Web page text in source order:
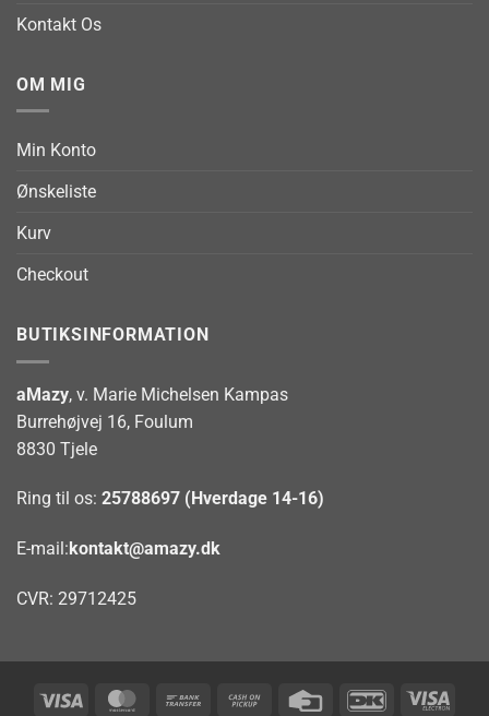
Kontakt Os
OM MIG
Min Konto
Ønskeliste
Kurv
Checkout
BUTIKSINFORMATION
aMazy, v. Marie Michelsen Kampas
Burrehøjvej 16, Foulum
8830 Tjele
Ring til os: 25788697 (Hverdage 14-16)
E-mail: kontakt@amazy.dk
CVR: 29712425
Visa MasterCardBank
Cash
Credit
DanKort Visa